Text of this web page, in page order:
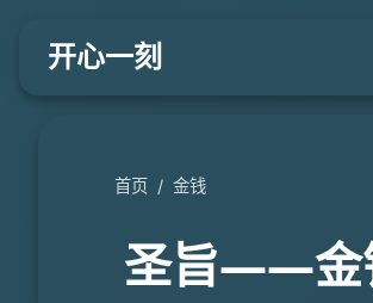
开心一刻
首页 / 金钱
圣旨――金